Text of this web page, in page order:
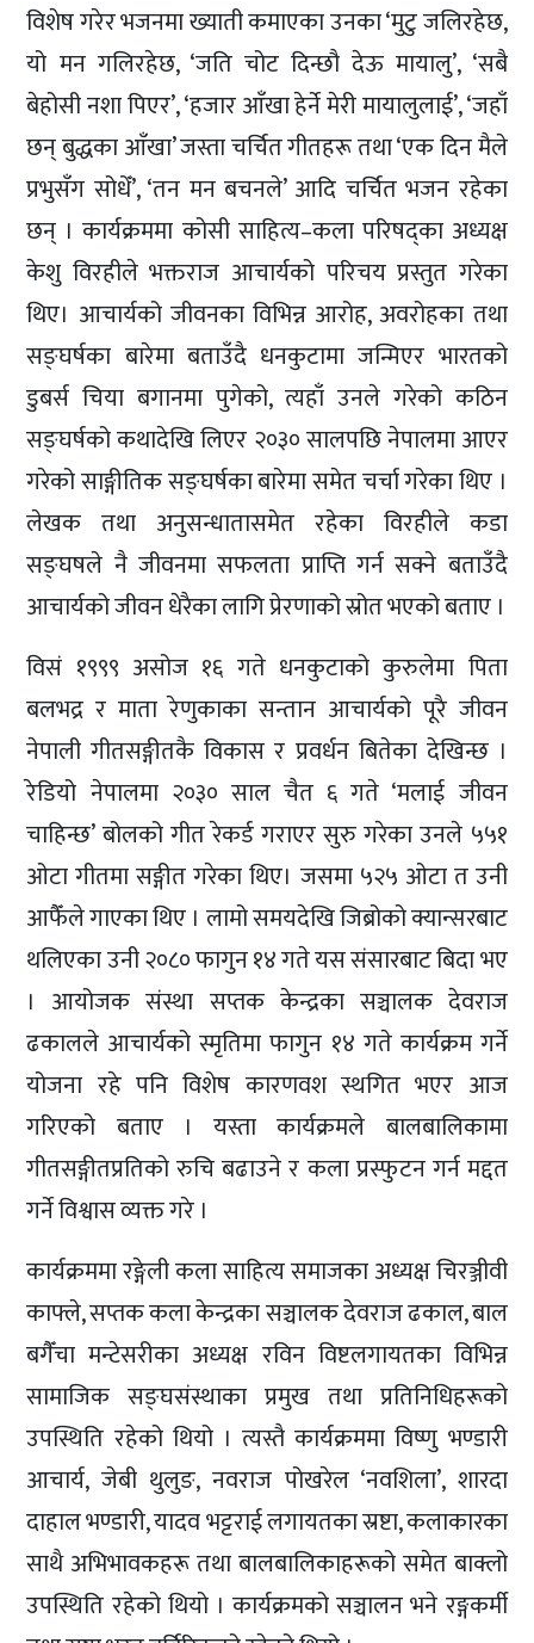
विशेष गरेर भजनमा ख्याती कमाएका उनका ‘मुटु जलिरहेछ,
यो मन गलिरहेछ, ‘जति चोट दिन्छौ देऊ मायालु’, ‘सबै
बेहोसी नशा पिएर’, ‘हजार आँखा हेर्ने मेरी मायालुलाई’, ‘जहाँ
छन् बुद्धका आँखा’ जस्ता चर्चित गीतहरू तथा ‘एक दिन मैले
प्रभुसँग सोधेँ’, ‘तन मन बचनले’ आदि चर्चित भजन रहेका
छन् । कार्यक्रममा कोसी साहित्य–कला परिषद्का अध्यक्ष
केशु विरहीले भक्तराज आचार्यको परिचय प्रस्तुत गरेका
थिए। आचार्यको जीवनका विभिन्न आरोह, अवरोहका तथा
सङ्घर्षका बारेमा बताउँदै धनकुटामा जन्मिएर भारतको
डुबर्स चिया बगानमा पुगेको, त्यहाँ उनले गरेको कठिन
सङ्घर्षको कथादेखि लिएर २०३० सालपछि नेपालमा आएर
गरेको साङ्गीतिक सङ्घर्षका बारेमा समेत चर्चा गरेका थिए ।
लेखक तथा अनुसन्धातासमेत रहेका विरहीले कडा
सङ्घषले नै जीवनमा सफलता प्राप्ति गर्न सक्ने बताउँदै
आचार्यको जीवन धेरैका लागि प्रेरणाको स्रोत भएको बताए ।
विसं १९९९ असोज १६ गते धनकुटाको कुरुलेमा पिता
बलभद्र र माता रेणुकाका सन्तान आचार्यको पूरै जीवन
नेपाली गीतसङ्गीतकै विकास र प्रवर्धन बितेका देखिन्छ ।
रेडियो नेपालमा २०३० साल चैत ६ गते ‘मलाई जीवन
चाहिन्छ’ बोलको गीत रेकर्ड गराएर सुरु गरेका उनले ५५१
ओटा गीतमा सङ्गीत गरेका थिए। जसमा ५२५ ओटा त उनी
आफैँले गाएका थिए । लामो समयदेखि जिब्रोको क्यान्सरबाट
थलिएका उनी २०८० फागुन १४ गते यस संसारबाट बिदा भए
। आयोजक संस्था सप्तक केन्द्रका सञ्चालक देवराज
ढकालले आचार्यको स्मृतिमा फागुन १४ गते कार्यक्रम गर्ने
योजना रहे पनि विशेष कारणवश स्थगित भएर आज
गरिएको बताए । यस्ता कार्यक्रमले बालबालिकामा
गीतसङ्गीतप्रतिको रुचि बढाउने र कला प्रस्फुटन गर्न मद्दत
गर्ने विश्वास व्यक्त गरे ।
कार्यक्रममा रङ्गेली कला साहित्य समाजका अध्यक्ष चिरञ्जीवी
काफ्ले, सप्तक कला केन्द्रका सञ्चालक देवराज ढकाल, बाल
बगैँचा मन्टेसरीका अध्यक्ष रविन विष्टलगायतका विभिन्न
सामाजिक सङ्घसंस्थाका प्रमुख तथा प्रतिनिधिहरूको
उपस्थिति रहेको थियो । त्यस्तै कार्यक्रममा विष्णु भण्डारी
आचार्य, जेबी थुलुङ, नवराज पोखरेल ‘नवशिला’, शारदा
दाहाल भण्डारी, यादव भट्टराई लगायतका स्रष्टा, कलाकारका
साथै अभिभावकहरू तथा बालबालिकाहरूको समेत बाक्लो
उपस्थिति रहेको थियो । कार्यक्रमको सञ्चालन भने रङ्गकर्मी